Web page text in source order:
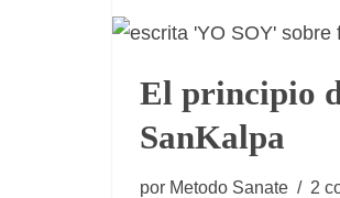
El principio
SanKalpa
por Metodo Sanate 2